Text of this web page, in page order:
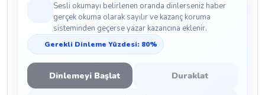
Sesli okumayı belirlenen oranda dinlerseniz haber
gerçek okuma olarak sayılır ve kazanç koruma
sisteminden geçerse yazar kazancına eklenir.
Gerekli Dinleme Yüzdesi: 80%
Dinlemeyi Başlat Duraklat